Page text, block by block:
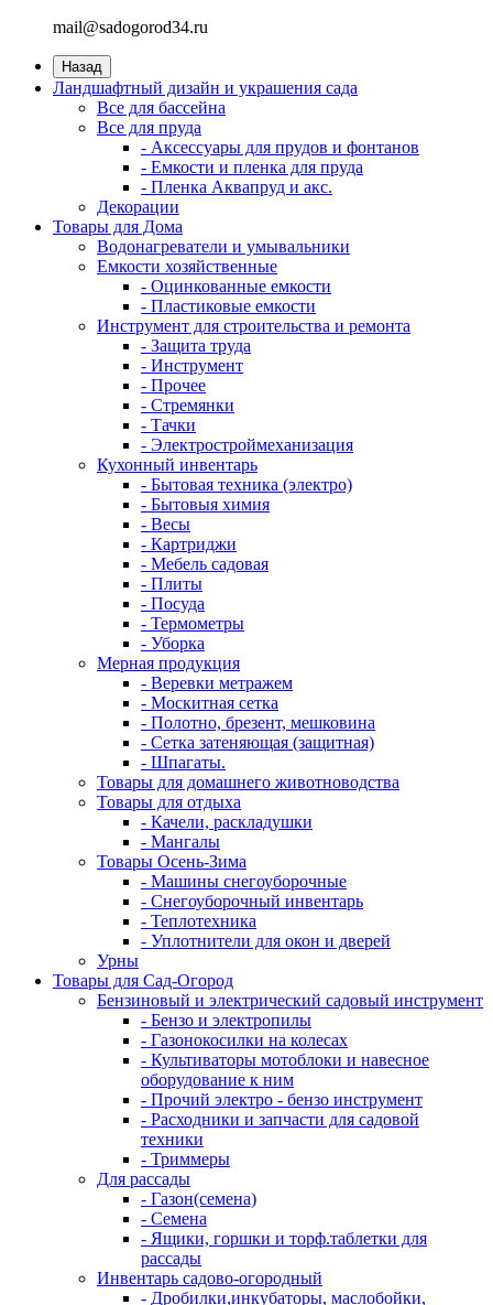
mail@sadogorod34.ru
Назад
Ландшафтный дизайн и украшения сада
Все для бассейна
Все для пруда
- Аксессуары для прудов и фонтанов
- Емкости и пленка для пруда
- Пленка Аквапруд и акс.
Декорации
Товары для Дома
Водонагреватели и умывальники
Емкости хозяйственные
- Оцинкованные емкости
- Пластиковые емкости
Инструмент для строительства и ремонта
- Защита труда
- Инструмент
- Прочее
- Стремянки
- Тачки
- Электростроймеханизация
Кухонный инвентарь
- Бытовая техника (электро)
- Бытовыя химия
- Весы
- Картриджи
- Мебель садовая
- Плиты
- Посуда
- Термометры
- Уборка
Мерная продукция
- Веревки метражем
- Москитная сетка
- Полотно, брезент, мешковина
- Сетка затеняющая (защитная)
- Шпагаты.
Товары для домашнего животноводства
Товары для отдыха
- Качели, раскладушки
- Мангалы
Товары Осень-Зима
- Машины снегоуборочные
- Снегоуборочный инвентарь
- Теплотехника
- Уплотнители для окон и дверей
Урны
Товары для Сад-Огород
Бензиновый и электрический садовый инструмент
- Бензо и электропилы
- Газонокосилки на колесах
- Культиваторы мотоблоки и навесное
оборудование к ним
- Прочий электро - бензо инструмент
- Расходники и запчасти для садовой
техники
- Триммеры
Для рассады
- Газон(семена)
- Семена
- Ящики, горшки и торф.таблетки для
рассады
Инвентарь садово-огородный
- Дробилки,инкубаторы, маслобойки,